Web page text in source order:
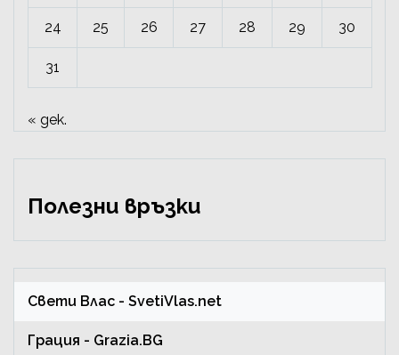
24 25 26 27 28 29 30
31
« дек.
Полезни връзки
Свети Влас - SvetiVlas.net
Грация - Grazia.BG